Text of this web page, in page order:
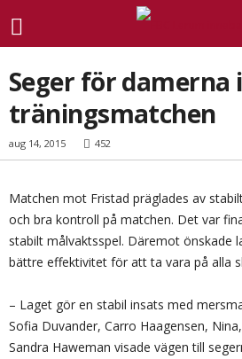
Seger för damerna
träningsmatchen
aug 14, 2015 452
Matchen mot Fristad präglades av
och bra kontroll på matchen. Det var
stabilt målvaktsspel. Däremot önskade
bättre effektivitet för att ta vara på alla
– Laget gör en stabil insats med
Sofia Duvander, Carro Haagensen,
Sandra Haweman visade vägen till